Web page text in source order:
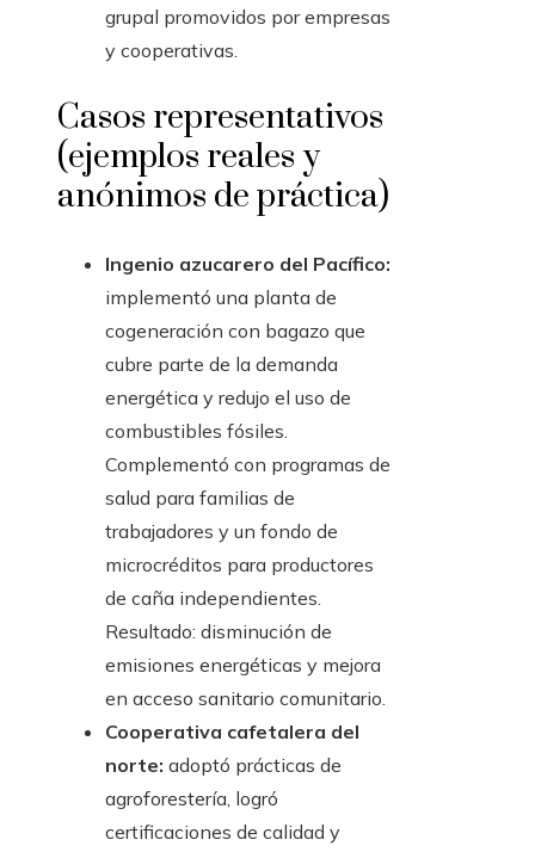
grupal promovidos por empresas
y cooperativas.
Casos representativos
(ejemplos reales y
anónimos de práctica)
Ingenio azucarero del Pacífico:
implementó una planta de
cogeneración con bagazo que
cubre parte de la demanda
energética y redujo el uso de
combustibles fósiles.
Complementó con programas de
salud para familias de
trabajadores y un fondo de
microcréditos para productores
de caña independientes.
Resultado: disminución de
emisiones energéticas y mejora
en acceso sanitario comunitario.
Cooperativa cafetalera del
norte: adoptó prácticas de
agroforestería, logró
certificaciones de calidad y